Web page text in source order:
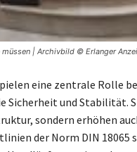
| Archivbild © Erlanger
eine zentrale Rolle
Sicherheit und Stabilität.
sondern erhöhen
der Norm DIN